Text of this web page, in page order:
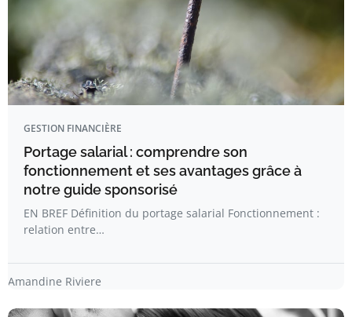
GESTION FINANCIÈRE
Portage salarial : comprendre son
fonctionnement et ses avantages grâce à
notre guide sponsorisé
EN BREF Définition du portage salarial Fonctionnement :
relation entre…
Amandine Riviere